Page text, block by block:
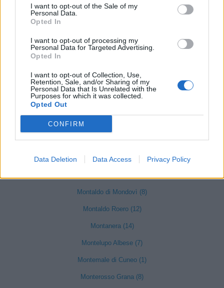
I want to opt-out of the Sale of my
Personal Data.
Opted In
I want to opt-out of processing my
Personal Data for Targeted Advertising.
Opted In
I want to opt-out of Collection, Use,
Retention, Sale, and/or Sharing of my
Personal Data that Is Unrelated with the
Purposes for which it was collected.
Opted Out
CONFIRM
Data Deletion Data Access Privacy Policy
Moiola (5)
Mombasiglio (6)
Monasterolo di Savigliano (35)
Monchiero (17)
Monesiglio (13)
Monforte d'Alba (103)
Montaldo di Mondovì (8)
Montaldo Roero (12)
Montanera (14)
Montelupo Albese (7)
Montemale di Cuneo (1)
Monterosso Grana (8)